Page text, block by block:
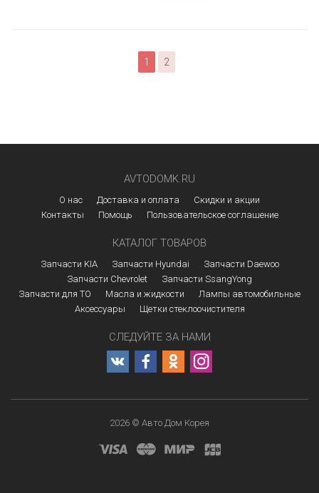
1 2
AVTODOMK.RU
О нас Доставка и оплата
Скидки и акции
Контакты
Помощь Пользовательское соглашение
КАТАЛОГ ТОВАРОВ
Запчасти KIA Запчасти Hyundai
Запчасти Daewoo
Запчасти Chevrolet
Запчасти SsangYong
Запчасти для ТО
Масла и жидкости
Лампы автомобильные
Аксессуары
Щетки стеклоочистителя
СЛЕДУЙТЕ ЗА НАМИ
2026 © Авто Дом Корея